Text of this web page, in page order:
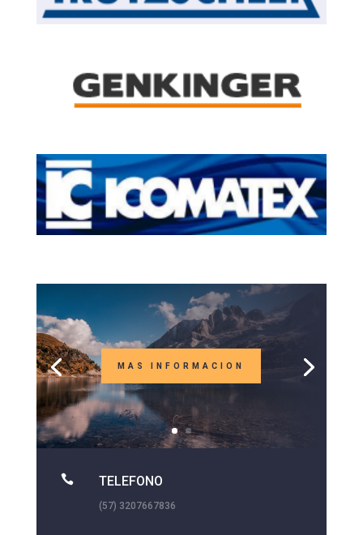
MAS INFORMACION
 TELEFONO
(57) 3207667836